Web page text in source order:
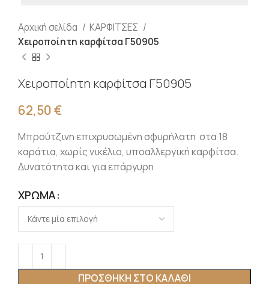
Αρχική σελίδα
ΚΑΡΦΙΤΣΕΣ
Χειροποίητη καρφίτσα Γ50905
Χειροποίητη καρφίτσα Γ50905
62,50€
Μπρούτζινη επιχρυσωμένη σφυρήλατη στα 18
καράτια, χωρίς νικέλιο, υποαλλεργική καρφίτσα.
Δυνατότητα και για επάργυρη
ΧΡΏΜΑ
ΠΡΟΣΘΉΚΗ ΣΤΟ ΚΑΛΆΘΙ